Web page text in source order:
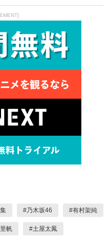
#乃木坂46 #有村架純
帆 #土屋太鳳